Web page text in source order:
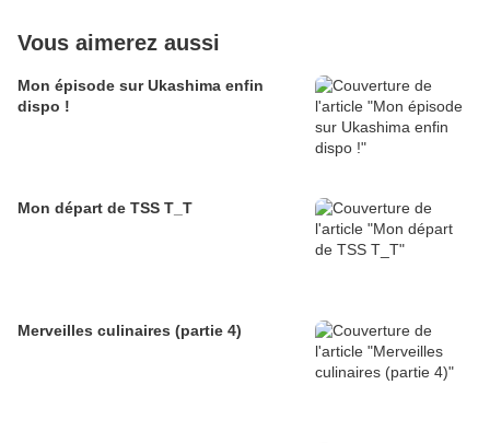
Vous aimerez aussi
Mon épisode sur Ukashima enfin
dispo !
Mon départ de TSS T_T
Merveilles culinaires (partie 4)